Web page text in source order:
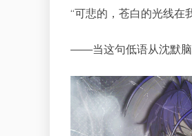
“可悲的，苍白的光线在
——当这句低语从沈默脑